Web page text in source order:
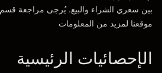
بين سعري الشراء والبيع. يُرجى مراجعة قسم
موقعنا لمزيد من المعلومات
الإحصائيات الرئيسية